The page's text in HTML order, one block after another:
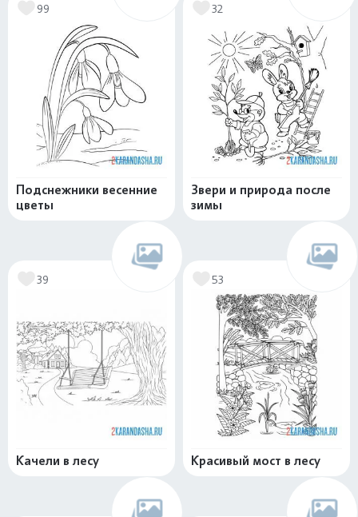
99
Подснежники весенние
цветы
32
Звери и природа после
зимы
39
Качели в лесу
53
Красивый мост в лесу